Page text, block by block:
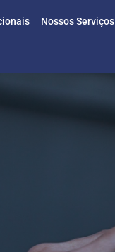
Nossos Serviços